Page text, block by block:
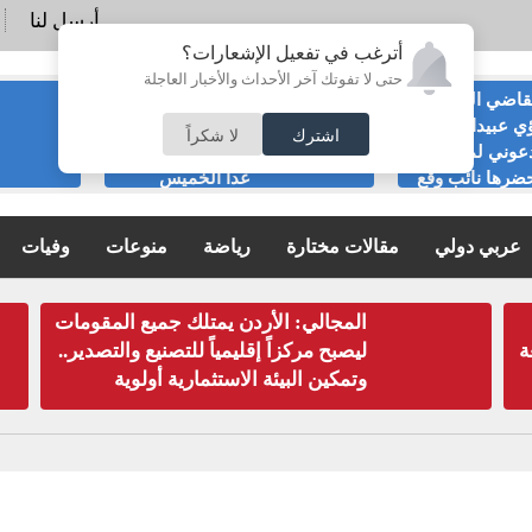
أترغب في تفعيل الإشعارات؟
حتى لا تفوتك آخر الأحداث والأخبار العاجلة
اشترك لا شكراً
أرسل لنا
السابق
عبيدات :لا
لمناسبة
نائب وقع
صحة انباء صدور
نتائج الثانوية العامة
غدا الخميس
عربي دولي مقالات مختارة رياضة منوعات وفيات
المجالي: الأردن يمتلك جميع المقومات
ليصبح مركزاً إقليمياً للتصنيع والتصدير..
وتمكين البيئة الاستثمارية أولوية